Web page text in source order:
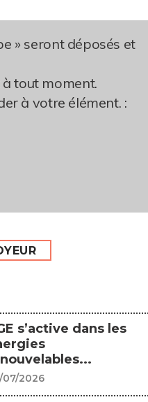
» seront déposés et
tout moment.
à votre élément. :
s’active dans les
07/2026